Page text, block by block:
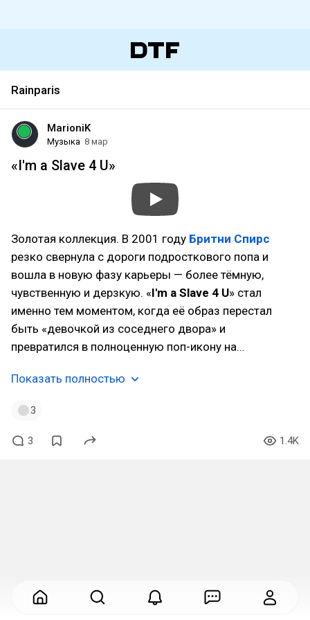
Rainparis
MarioniK
Музыка 8 мар
«I'm a Slave 4 U»
Золотая коллекция. В 2001 году Бритни Спирс
резко свернула с дороги подросткового попа и
вошла в новую фазу карьеры — более тёмную,
чувственную и дерзкую. «I'm a Slave 4 U» стал
именно тем моментом, когда её образ перестал
быть «девочкой из соседнего двора» и
превратился в полноценную поп-икону на…
Показать полностью
3
3 1.4K